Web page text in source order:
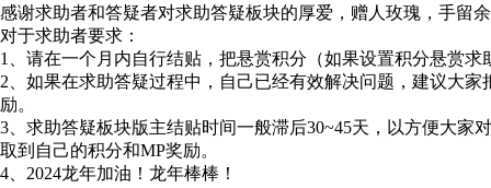
感谢求助者和答疑者对求助答疑板块的厚爱，赠人玫瑰，手留
对于求助者要求：
1、请在一个月内自行结贴，把悬赏积分（如果设置积分悬赏求
2、如果在求助答疑过程中，自己已经有效解决问题，建议大
励。
3、求助答疑板块版主结贴时间一般滞后30~45天，以方便大
取到自己的积分和MP奖励。
4、2024龙年加油！龙年棒棒！